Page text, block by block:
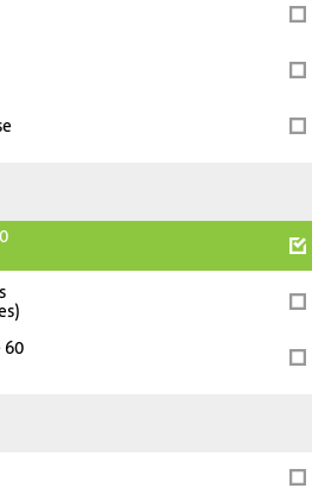
60